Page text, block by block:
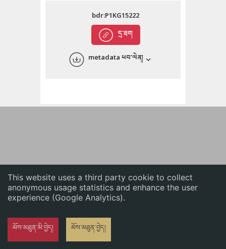
This website uses a third party cookie to collect
anonymous usage statistics and enhance the user
experience (Google Analytics).
མོས་མཐུན་མི་བྱེད། མོས་མཐུན་བྱེད།
English
དྲ་ཐག
bdr:P1KG15222
metadata ཕབ་ལེན།